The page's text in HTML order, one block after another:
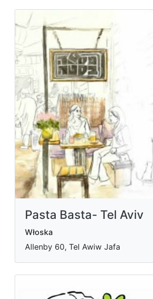
Pasta Basta- Tel Aviv
Włoska
Allenby 60, Tel Awiw Jafa